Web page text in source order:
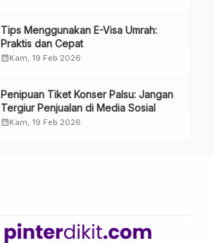
Tips Menggunakan E-Visa Umrah:
Praktis dan Cepat
calendar_monthKam, 19 Feb 2026
Penipuan Tiket Konser Palsu: Jangan
Tergiur Penjualan di Media Sosial
calendar_monthKam, 19 Feb 2026